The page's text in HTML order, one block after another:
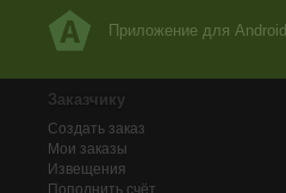
Приложение для Android
Заказчику
Создать заказ
Мои заказы
Извещения
Пополнить счёт